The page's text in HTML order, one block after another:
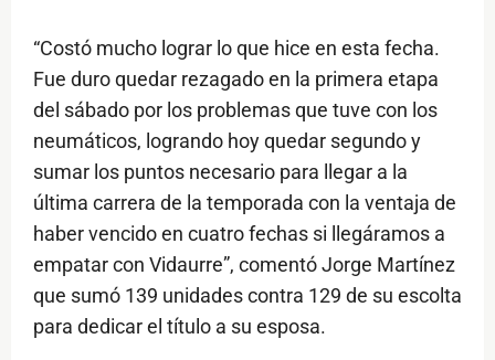
“Costó mucho lograr lo que hice en esta fecha.
Fue duro quedar rezagado en la primera etapa
del sábado por los problemas que tuve con los
neumáticos, logrando hoy quedar segundo y
sumar los puntos necesario para llegar a la
última carrera de la temporada con la ventaja de
haber vencido en cuatro fechas si llegáramos a
empatar con Vidaurre”, comentó Jorge Martínez
que sumó 139 unidades contra 129 de su escolta
para dedicar el título a su esposa.